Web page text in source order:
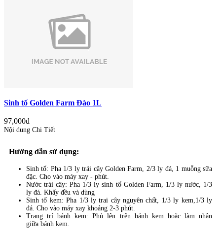
Sinh tố Golden Farm Đào 1L
97,000đ
Nội dung Chi Tiết
Hướng dẫn sử dụng:
Sinh tố: Pha 1/3 ly trái cây Golden Farm, 2/3 ly đá, 1 muỗng sữa
đặc. Cho vào máy xay - phút.
Nước trái cây: Pha 1/3 ly sinh tố Golden Farm, 1/3 ly nước, 1/3
ly đá. Khấy đều và dùng
Sinh tố kem: Pha 1/3 ly trai cây nguyên chất, 1/3 ly kem,1/3 ly
đá. Cho vào máy xay khoảng 2-3 phút.
Trang trí bánh kem: Phủ lên trên bánh kem hoặc làm nhân
giữa bánh kem.